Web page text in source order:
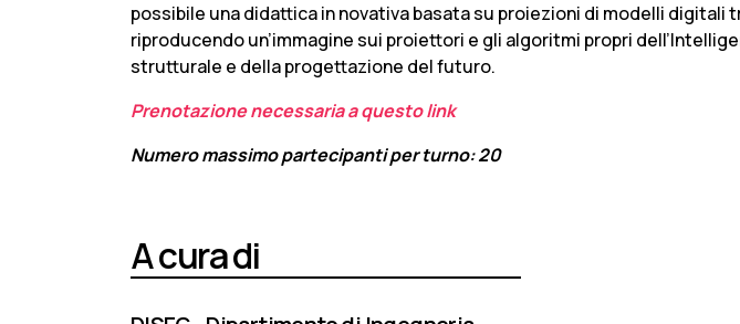
possibile una didattica in­ novativa basata su proiezioni di mo­delli
riproducendo un’immagine sui proiettori e gli al­goritmi propri
strutturale e della progettazione del futuro.
Prenotazione necessaria a questo link
Numero massimo partecipanti per turno: 20
A cura di